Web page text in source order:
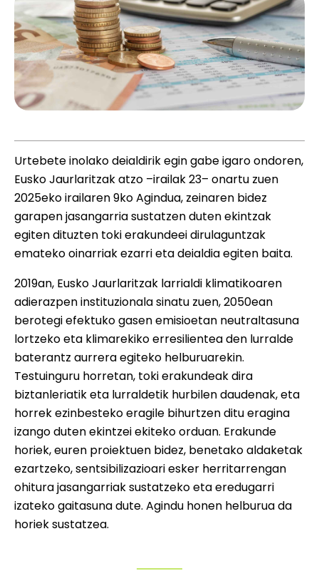
Urtebete inolako deialdirik egin gabe igaro ondoren,
Eusko Jaurlaritzak atzo –irailak 23– onartu zuen
2025eko irailaren 9ko Agindua, zeinaren bidez
garapen jasangarria sustatzen duten ekintzak
egiten dituzten toki erakundeei dirulaguntzak
emateko oinarriak ezarri eta deialdia egiten baita.
2019an, Eusko Jaurlaritzak larrialdi klimatikoaren
adierazpen instituzionala sinatu zuen, 2050ean
berotegi efektuko gasen emisioetan neutraltasuna
lortzeko eta klimarekiko erresilientea den lurralde
baterantz aurrera egiteko helburuarekin.
Testuinguru horretan, toki erakundeak dira
biztanleriatik eta lurraldetik hurbilen daudenak, eta
horrek ezinbesteko eragile bihurtzen ditu eragina
izango duten ekintzei ekiteko orduan. Erakunde
horiek, euren proiektuen bidez, benetako aldaketak
ezartzeko, sentsibilizazioari esker herritarrengan
ohitura jasangarriak sustatzeko eta eredugarri
izateko gaitasuna dute. Agindu honen helburua da
horiek sustatzea.